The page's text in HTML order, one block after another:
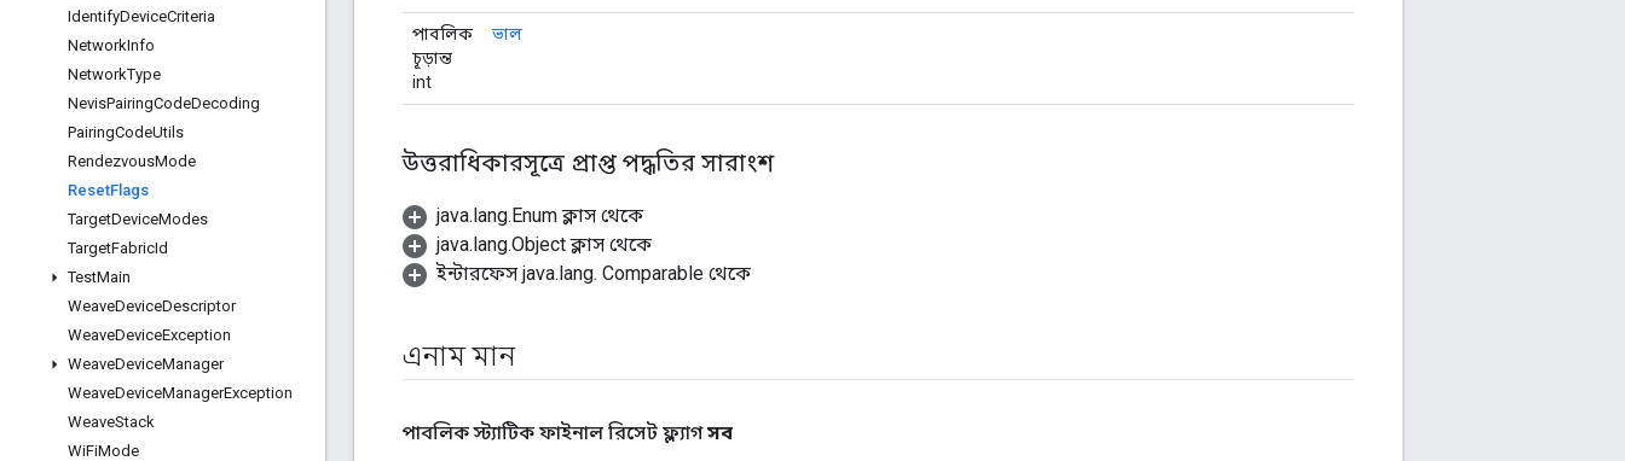
IdentifyDeviceCriteria
NetworkInfo
NetworkType
NevisPairingCodeDecoding
PairingCodeUtils
RendezvousMode
ResetFlags
TargetDeviceModes
TargetFabricId
TestMain
WeaveDeviceDescriptor
WeaveDeviceException
WeaveDeviceManager
WeaveDeviceManagerException
WeaveStack
WiFiMode
পাবলিক
চূড়ান্ত
int
ভাল
উত্তরাধিকারসূত্রে প্রাপ্ত পদ্ধতির সারাংশ
java.lang.Enum ক্লাস থেকে
java.lang.Object ক্লাস থেকে
ইন্টারফেস java.lang. Comparable থেকে
এনাম মান
পাবলিক স্ট্যাটিক ফাইনাল রিসেট ফ্ল্যাগ সব